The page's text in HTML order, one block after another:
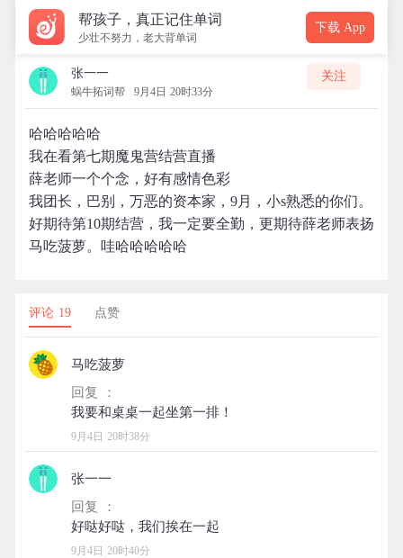
帮孩子，真正记住单词
少壮不努力，老大背单词
下载 App
张一一
蜗牛拓词帮 9月4日 20时33分
关注
哈哈哈哈哈
我在看第七期魔鬼营结营直播
薛老师一个个念，好有感情色彩
我团长，巴别，万恶的资本家，9月，小s熟悉的你们。
好期待第10期结营，我一定要全勤，更期待薛老师表扬
马吃菠萝。哇哈哈哈哈哈
评论 19 点赞
马吃菠萝
回复 ：
9月4日 20时38分
张一一
回复 ：
9月4日 20时40分